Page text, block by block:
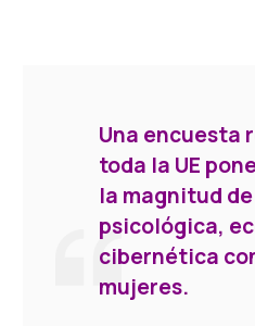
Una encuesta
toda la UE
la magnitud
psicológica,
cibernética
mujeres.